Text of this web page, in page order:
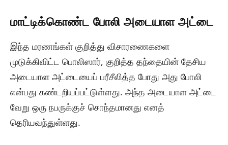
மாட்டிக்கொண்ட போலி அடையாள அட்டை
இந்த மரணங்கள் குறித்து விசாரணைகளை
முடுக்கிவிட்ட பொலிஸார், குறித்த தந்தையின் தேசிய
அடையாள அட்டையைப் பரீசீலித்த போது அது போலி
என்பது கண்டறியப்பட்டுள்ளது. அந்த அடையாள அட்டை
வேறு ஒரு நபருக்குச் சொந்தமானது எனத்
தெரியவந்துள்ளது.